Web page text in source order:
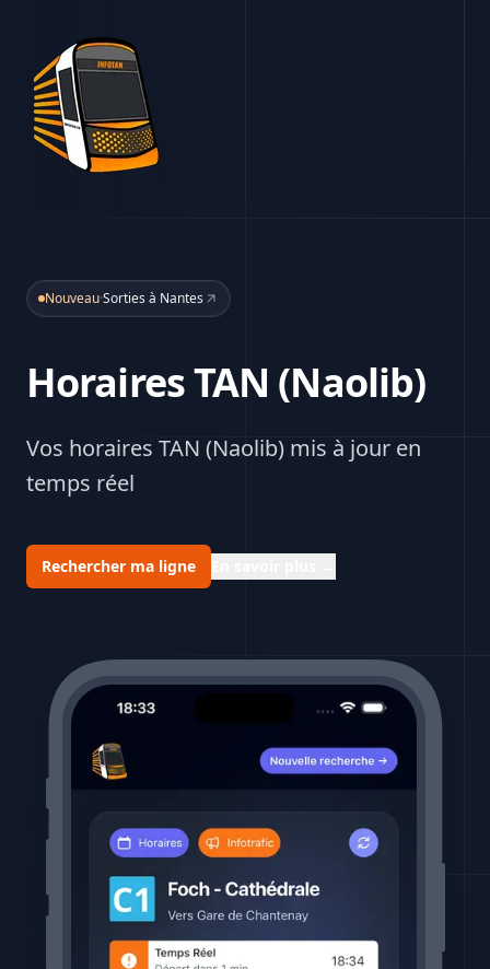
Nouveau·Sorties à Nantes
Horaires TAN (Naolib)
Vos horaires TAN (Naolib) mis à jour en
temps réel
Rechercher ma ligne